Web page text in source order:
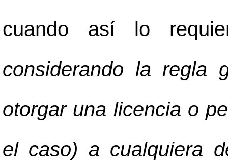
cuando así lo
considerando la regla
otorgar una licencia o
el caso) a cualquiera